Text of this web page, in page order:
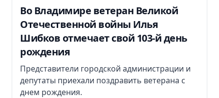
Во Владимире ветеран Великой
Отечественной войны Илья
Шибков отмечает свой 103-й день
рождения
Представители городской администрации и
депутаты приехали поздравить ветерана с
днем рождения.